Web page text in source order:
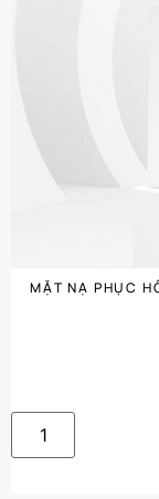
MẶT NẠ PHỤC